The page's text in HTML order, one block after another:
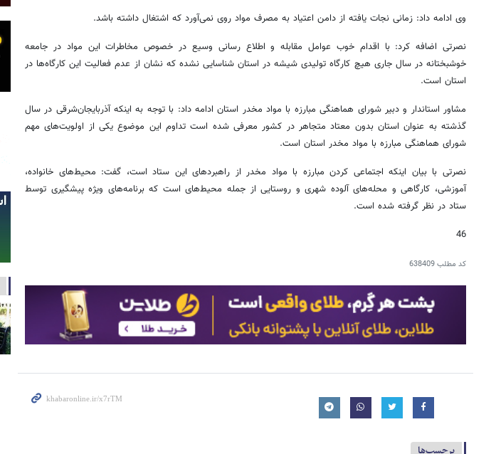
وی ادامه داد: زمانی نجات یافته از دامن اعتیاد به مصرف مواد روی نمی‌آورد که اشتغال داشته باشد.
نصرتی اضافه کرد: با اقدام خوب عوامل مقابله و اطلاع رسانی وسیع در خصوص مخاطرات این مواد در جامعه
خوشبختانه در سال جاری هیچ کارگاه تولیدی شیشه در استان شناسایی نشده که نشان از عدم فعالیت این کارگاه‌ها در
استان است.
مشاور استاندار و دبیر شورای هماهنگی مبارزه با مواد مخدر استان ادامه داد: با توجه به اینکه آذربایجان‌شرقی در سال
گذشته به عنوان استان بدون معتاد متجاهر در کشور معرفی شده است تداوم این موضوع یکی از اولویت‌های مهم
شورای هماهنگی مبارزه با مواد مخدر استان است.
نصرتی با بیان اینکه اجتماعی کردن مبارزه با مواد مخدر از راهبردهای این ستاد است، گفت: محیط‌های خانواده،
آموزشی، کارگاهی و محله‌های آلوده شهری و روستایی از جمله محیط‌های است که برنامه‌های ویژه پیشگیری توسط
ستاد در نظر گرفته شده است.
46
کد مطلب638409
برچسب‌ها